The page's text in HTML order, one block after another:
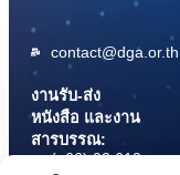
contact@dga.or.th
งานรับ-ส่ง
หนังสือ และงาน
สารบรรณ:
(+66) 02 612